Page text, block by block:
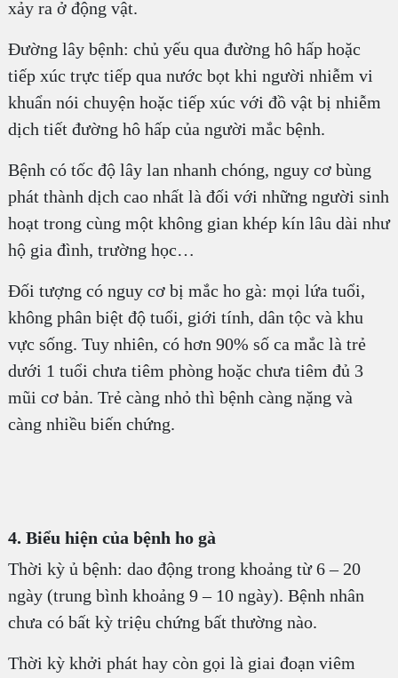
xảy ra ở động vật.
Đường lây bệnh: chủ yếu qua đường hô hấp hoặc
tiếp xúc trực tiếp qua nước bọt khi người nhiễm vi
khuẩn nói chuyện hoặc tiếp xúc với đồ vật bị nhiễm
dịch tiết đường hô hấp của người mắc bệnh.
Bệnh có tốc độ lây lan nhanh chóng, nguy cơ bùng
phát thành dịch cao nhất là đối với những người sinh
hoạt trong cùng một không gian khép kín lâu dài như
hộ gia đình, trường học…
Đối tượng có nguy cơ bị mắc ho gà: mọi lứa tuổi,
không phân biệt độ tuổi, giới tính, dân tộc và khu
vực sống. Tuy nhiên, có hơn 90% số ca mắc là trẻ
dưới 1 tuổi chưa tiêm phòng hoặc chưa tiêm đủ 3
mũi cơ bản. Trẻ càng nhỏ thì bệnh càng nặng và
càng nhiều biến chứng.
4. Biểu hiện của bệnh ho gà
Thời kỳ ủ bệnh: dao động trong khoảng từ 6 – 20
ngày (trung bình khoảng 9 – 10 ngày). Bệnh nhân
chưa có bất kỳ triệu chứng bất thường nào.
Thời kỳ khởi phát hay còn gọi là giai đoạn viêm